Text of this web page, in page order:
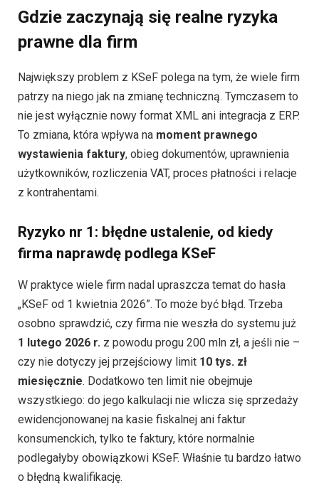
Gdzie zaczynają się realne ryzyka
prawne dla firm
Największy problem z KSeF polega na tym, że wiele firm
patrzy na niego jak na zmianę techniczną. Tymczasem to
nie jest wyłącznie nowy format XML ani integracja z ERP.
To zmiana, która wpływa na moment prawnego
wystawienia faktury, obieg dokumentów, uprawnienia
użytkowników, rozliczenia VAT, proces płatności i relacje
z kontrahentami.
Ryzyko nr 1: błędne ustalenie, od kiedy
firma naprawdę podlega KSeF
W praktyce wiele firm nadal upraszcza temat do hasła
„KSeF od 1 kwietnia 2026”. To może być błąd. Trzeba
osobno sprawdzić, czy firma nie weszła do systemu już
1 lutego 2026 r. z powodu progu 200 mln zł, a jeśli nie –
czy nie dotyczy jej przejściowy limit 10 tys. zł
miesięcznie. Dodatkowo ten limit nie obejmuje
wszystkiego: do jego kalkulacji nie wlicza się sprzedaży
ewidencjonowanej na kasie fiskalnej ani faktur
konsumenckich, tylko te faktury, które normalnie
podlegałyby obowiązkowi KSeF. Właśnie tu bardzo łatwo
o błędną kwalifikację.